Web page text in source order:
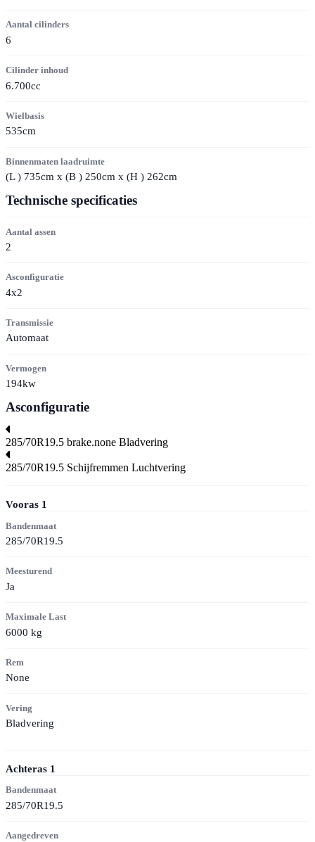
Aantal cilinders
6
Cilinder inhoud
6.700cc
Wielbasis
535cm
Binnenmaten laadruimte
(L) 735cm x (B ) 250cm x (H ) 262cm
Technische specificaties
Aantal assen
2
Asconfiguratie
4x2
Transmissie
Automaat
Vermogen
194kw
Asconfiguratie
285/70R19.5 brake.none Bladvering
285/70R19.5 Schijfremmen Luchtvering
Vooras 1
Bandenmaat
285/70R19.5
Meesturend
Ja
Maximale Last
6000 kg
Rem
None
Vering
Bladvering
Achteras 1
Bandenmaat
285/70R19.5
Aangedreven